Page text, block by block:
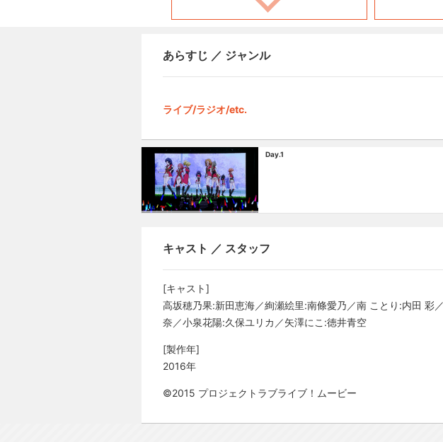
あらすじ ／ ジャンル
ライブ/ラジオ/etc.
Day.1
キャスト ／ スタッフ
[キャスト]
高坂穂乃果:新田恵海／絢瀬絵里:南條愛乃／南 ことり:内田 彩
奈／小泉花陽:久保ユリカ／矢澤にこ:徳井青空
[製作年]
2016年
©2015 プロジェクトラブライブ！ムービー